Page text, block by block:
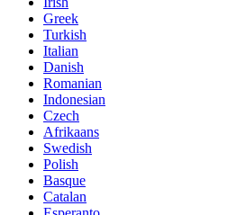
Greek
Turkish
Italian
Danish
Romanian
Indonesian
Czech
Afrikaans
Swedish
Polish
Basque
Catalan